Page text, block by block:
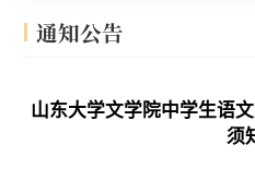
通知公告
山东大学文学院中学生语
须